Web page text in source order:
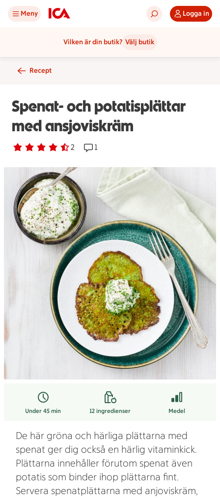
Meny Logga in
Vilken är din butik? Välj butik
Recept
Spenat- och potatisplättar
med ansjoviskräm
Betyg 4.5 av 5. 2
2 personer har röstatReceptet har 1 kommentarer
1
Under 45 min 12 ingredienser Medel
De här gröna och härliga plättarna med
spenat ger dig också en härlig vitaminkick.
Plättarna innehåller förutom spenat även
potatis som binder ihop plättarna fint.
Servera spenatplättarna med anjoviskräm,